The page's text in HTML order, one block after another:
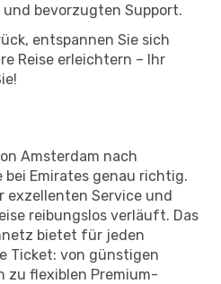
bevorzugten Support.
entspannen Sie sich
Reise erleichtern – Ihr
Amsterdam nach
bei Emirates genau richtig.
exzellenten Service und
reibungslos verläuft. Das
bietet für jeden
Ticket: von günstigen
zu flexiblen Premium-